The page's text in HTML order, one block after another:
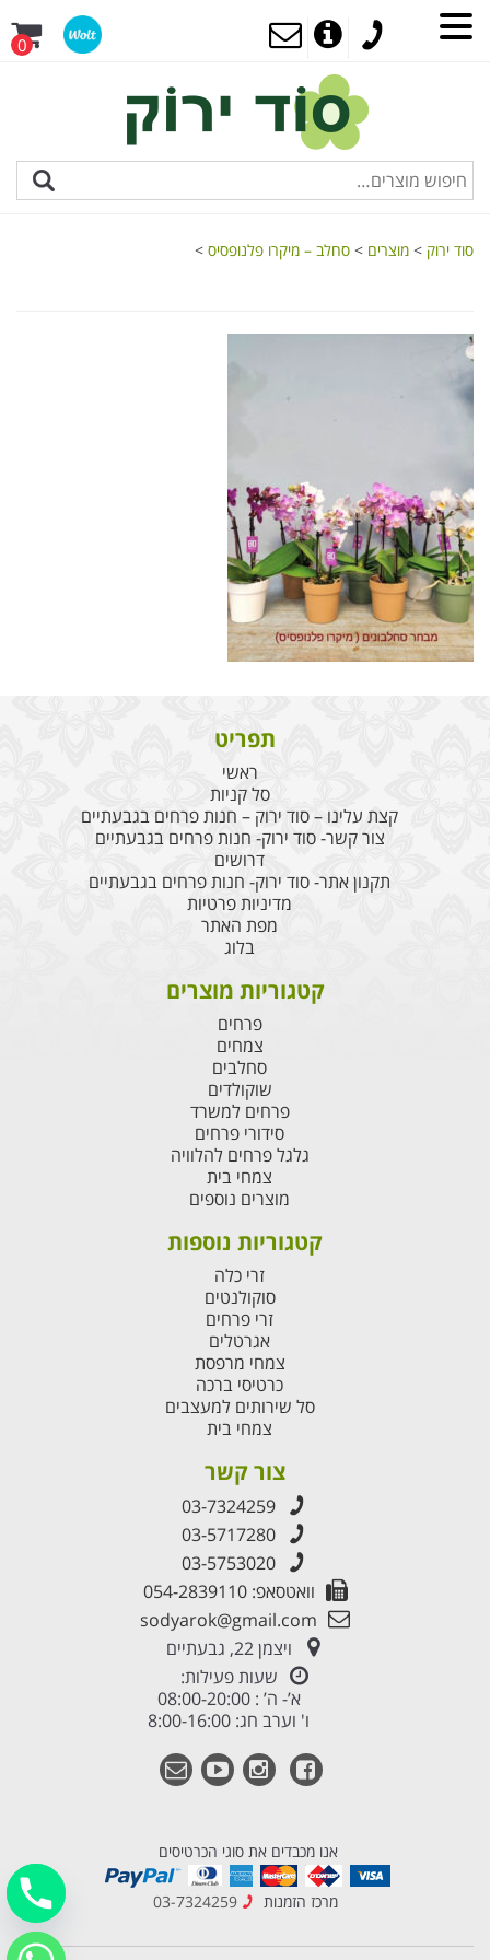
0
סוד ירוק > מוצרים > סחלב – מיקרו פלנופסיס >
תפריט
ראשי
סל קניות
קצת עלינו – סוד ירוק – חנות פרחים בגבעתיים
צור קשר- סוד ירוק- חנות פרחים בגבעתיים
דרושים
תקנון אתר- סוד ירוק- חנות פרחים בגבעתיים
מדיניות פרטיות
מפת האתר
בלוג
קטגוריות מוצרים
פרחים
צמחים
סחלבים
שוקולדים
פרחים למשרד
סידורי פרחים
גלגל פרחים להלוויה
צמחי בית
מוצרים נוספים
קטגוריות נוספות
זרי כלה
סוקולנטים
זרי פרחים
אגרטלים
צמחי מרפסת
כרטיסי ברכה
סל שירותים למעצבים
צמחי בית
צור קשר
03-7324259
03-5717280
03-5753020
וואטסאפ: 054-2839110
sodyarok@gmail.com
ויצמן 22, גבעתיים
שעות פעילות:
א’- ה’ : 08:00-20:00
ו' וערב חג: 8:00-16:00
אנו מכבדים את סוגי הכרטיסים
מרכז הזמנות 03-7324259